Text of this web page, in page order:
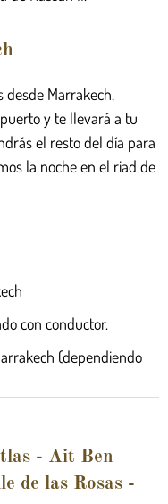
Marrakech,
y te llevará a tu
el resto del día para
la noche en el riad de
con conductor.
(dependiendo
- Ait Ben
de las Rosas -